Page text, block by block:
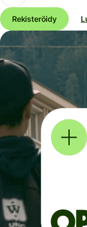
Rekisteröidy